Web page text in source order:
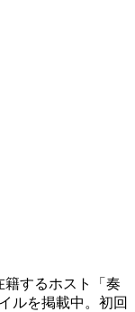
するホスト「奏
ルを掲載中。初回